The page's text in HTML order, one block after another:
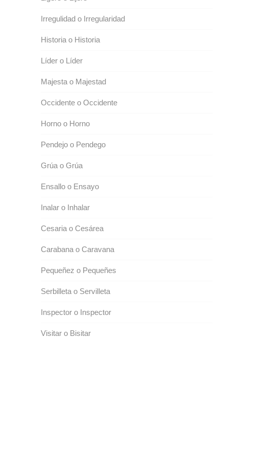
Irregulidad o Irregularidad
Historia o Historia
Líder o Líder
Majesta o Majestad
Occidente o Occidente
Horno o Horno
Pendejo o Pendego
Grúa o Grúa
Ensallo o Ensayo
Inalar o Inhalar
Cesaria o Cesárea
Carabana o Caravana
Pequeñez o Pequeñes
Serbilleta o Servilleta
Inspector o Inspector
Visitar o Bisitar